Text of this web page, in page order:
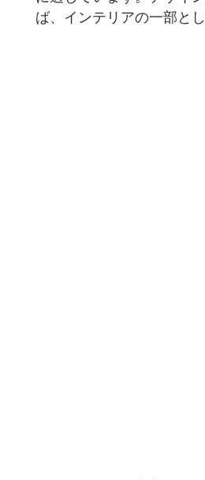
ば、インテリアの一部と